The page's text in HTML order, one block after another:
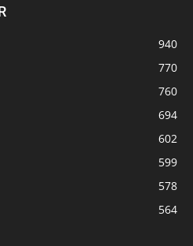
940
770
760
694
602
599
578
564